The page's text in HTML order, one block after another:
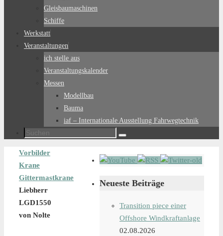
Gleisbaumaschinen
Schiffe
Werkstatt
Veranstaltungen
ich stelle aus
Veranstaltungskalender
Messen
Modellbau
Bauma
iaf – Internationale Ausstellung Fahrwegtechnik
Suchen
Suchen
Start
Vorbilder
Krane
Gittermastkrane
Liebherr
LGD1550
von Nolte
Neueste Beiträge
Transition piece einer
Offshore Windkraftanlage
02.08.2026